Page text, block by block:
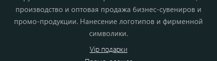
производство и оптовая продажа бизнес-сувениров и
промо-продукции. Нанесение логотипов и фирменной
символики.
Vip подарки